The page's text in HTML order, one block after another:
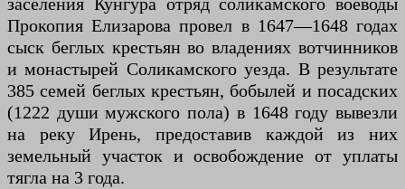
Прокопия Елизарова провел в 1647—1648 годах
сыск беглых крестьян во владениях вотчинников
и монастырей Соликамского уезда. В результате
385 семей беглых крестьян, бобылей и посадских
(1222 души мужского пола) в 1648 году вывезли
на реку Ирень, предоставив каждой из них
земельный участок и освобождение от уплаты
тягла на 3 года.